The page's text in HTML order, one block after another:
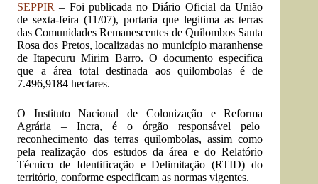
SEPPIR – Foi publicada no Diário Oficial da União
de sexta-feira (11/07),portaria que legitima as terras
das Comunidades Remanescentes de Quilombos Santa
Rosa dos Pretos, localizadas no município maranhense
de Itapecuru Mirim Barro. O documento especifica
que a área total destinada aos quilombolas é de
7.496,9184 hectares.
O Instituto Nacional de Colonização e Reforma
Agrária – Incra, é o órgão responsável pelo
reconhecimento das terras quilombolas, assim como
pela realização dos estudos da área e do Relatório
Técnico de Identificação e Delimitação (RTID) do
território, conforme especificam as normas vigentes.